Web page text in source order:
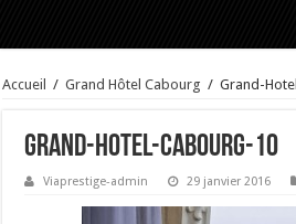
Accueil / Grand Hôtel Cabourg / Grand-
Grand-Hotel-Cabourg-10
Viaprestige-admin 29 janvier 2016